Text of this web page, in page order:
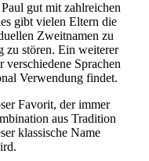
gut mit zahlreichen
gibt vielen Eltern die
Zweitnamen zu
zu stören. Ein weiterer
Sprachen
Verwendung findet.
Favorit, der immer
aus Tradition
klassische Name